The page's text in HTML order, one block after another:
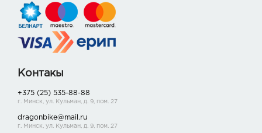
Контакы
+375 (25) 535-88-88
г. Минск, ул. Кульман, д. 9, пом. 27
dragonbike@mail.ru
г. Минск, ул. Кульман, д. 9, пом. 27